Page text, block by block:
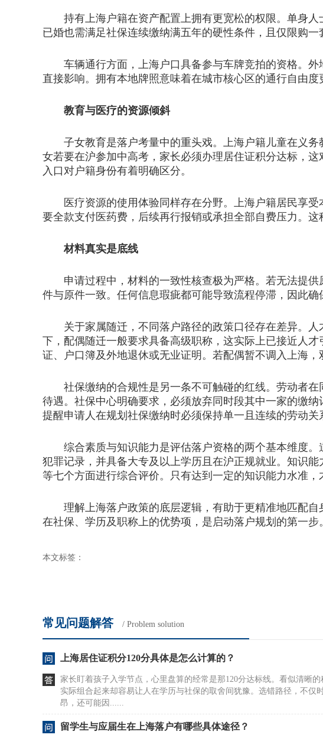
持有上海户籍在资产配置上拥有更宽松的权限。单身人
已婚也需满足社保连续缴纳满五年的硬性条件，且仅限购
车辆通行方面，上海户口具备参与车牌竞拍的资格。外
直接影响。拥有本地牌照意味着在城市核心区的通行自由度
教育与医疗的资源倾斜
子女教育是落户考量中的重头戏。上海户籍儿童在义务
女若要在沪参加中高考，家长必须办理居住证积分达标，
入口对户籍身份有着明确区分。
医疗资源的使用体验同样存在分野。上海户籍居民享受
要全款支付医药费，后续再行报销或承担全部自费压力。
材料真实是底线
申请过程中，材料的一致性核查极为严格。若无法提供
件与原件一致。任何信息瑕疵都可能导致流程停滞，因此确
关于家属随迁，不同落户路径的政策口径存在差异。人
下，配偶随迁一般要求具备高级职称，这实际上已接近人
证、户口簿及外地退休或无业证明。若配偶暂不调入上海
社保缴纳的合规性是另一条不可触碰的红线。劳动者在
待遇。社保中心明确要求，必须放弃同时段其中一家的缴
提醒申请人在规划社保缴纳时必须保持单一且连续的劳动关
综合素质与知识能力是评估落户资格的两个基本维度。
犯罪记录，并具备大专及以上学历且在沪正规就业。知识
等七个方面进行综合评价。只有达到一定的知识能力水准，
理解上海落户政策的底层逻辑，有助于更精准地匹配自
在社保、学历及职称上的优势项，是启动落户规划的第一步。
本文标签：
常见问题解答 / Problem solution
上海居住证积分120分具体是怎么计算的？
家长盯着孩子入学节点，心里盘算的经常是那120分达标线。看似清晰的
实际组合起来却容易让人在学历与社保的取舍间犹豫。选错路径，不仅
昂，还可能因......
留学生与应届生在上海落户有哪些具体途径？